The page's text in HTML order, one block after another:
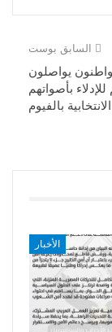
السابق بوست
يواصلون
بأصواتهم
بالفيوم
الأخبار